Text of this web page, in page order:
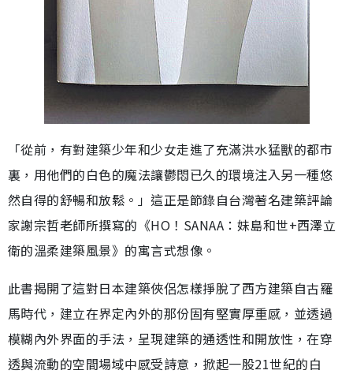
「從前，有對建築少年和少女走進了充滿洪水猛獸的都市
裏，用他們的白色的魔法讓鬱悶已久的環境注入另一種悠
然自得的舒暢和放鬆。」這正是節錄自台灣著名建築評論
家謝宗哲老師所撰寫的《HO！SANAA：妹島和世+西澤立
衛的溫柔建築風景》的寓言式想像。
此書揭開了這對日本建築俠侶怎樣掙脫了西方建築自古羅
馬時代，建立在界定內外的那份固有堅實厚重感，並透過
模糊內外界面的手法，呈現建築的通透性和開放性，在穿
透與流動的空間場域中感受詩意，掀起一股21世紀的白